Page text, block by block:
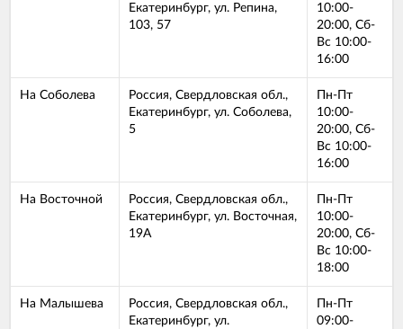
Екатеринбург, ул. Репина,
103, 57
10:00-
20:00, Сб-
Вс 10:00-
16:00
На Соболева
Россия, Свердловская обл.,
Екатеринбург, ул. Соболева,
5
Пн-Пт
10:00-
20:00, Сб-
Вс 10:00-
16:00
На Восточной
Россия, Свердловская обл.,
Екатеринбург, ул. Восточная,
19А
Пн-Пт
10:00-
20:00, Сб-
Вс 10:00-
18:00
На Малышева
Россия, Свердловская обл.,
Екатеринбург, ул.
Пн-Пт
09:00-